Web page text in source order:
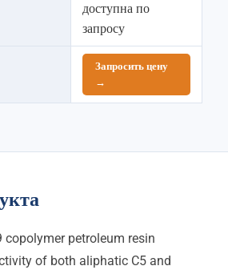
доступна по
запросу
Запросить цену
→
copolymer petroleum resin
of both aliphatic C5 and